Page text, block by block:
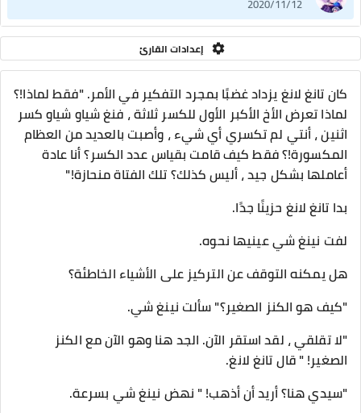
2020/11/12
إعدادات القارئ
كان تانغ لانغ يزداد غضبًا بمجرد التفكير في الأمر. "فقط لماذا!؟
لماذا تعرض الأخ الأكبر الأول للكسر ثلاثة ، فنغ شياو شياو كسر
اثنين ، أنتي لم تكسري أي شيء ، وأصبت بالعديد من العظام
المكسورة!؟ فقط كيف قامت بقياس عدد الكسر؟ أنا عادة
أعاملها بشكل جيد ، أليس كذلك؟ تلك الفتاة منحازة!"
بدا تانغ لانغ حزينًا جدًا.
لفت نينغ شي عينيها نحوه.
هل يمكنه التوقف عن التركيز على الأشياء الخاطئة؟
"كيف هو الكنز الصغير؟" سألت نينغ شي.
"لا تقلقي ، لقد استقر الآن. الجد هنا وهو الآن مع الكنز
الصغير! " قال تانغ لانغ.
"سيدي هنا؟ أريد أن أذهب! " نهض نينغ شي بسرعة.